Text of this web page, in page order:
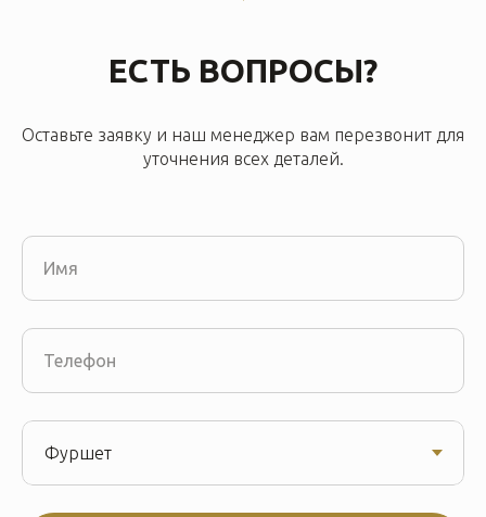
ЕСТЬ ВОПРОСЫ?
Оставьте заявку и наш менеджер вам перезвонит для
уточнения всех деталей.
Имя
Телефон